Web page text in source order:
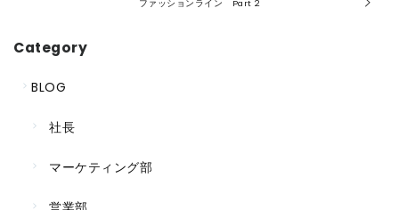
ファッションライン Part 2
Category
BLOG
社長
マーケティング部